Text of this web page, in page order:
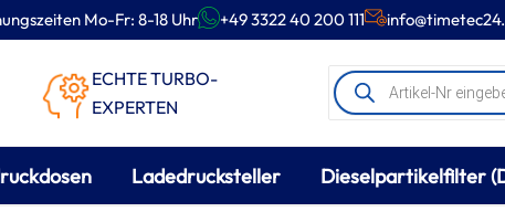
Mo-Fr: 8-18 Uhr +49 3322 40 200 111
ECHTE TURBO-
EXPERTEN
Products
search
Ladedrucksteller Dieselpartikelfilter